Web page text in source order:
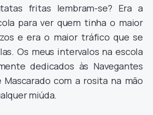
fritas lembram-se? Era a
para ver quem tinha o maior
e era o maior tráfico que se
Os meus intervalos na escola
dedicados às Navegantes
Mascarado com a rosita na mão
miúda.